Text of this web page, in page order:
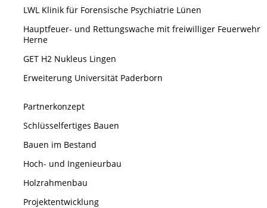
LWL Klinik für Forensische Psychiatrie Lünen
Hauptfeuer- und Rettungswache mit freiwilliger Feuerwehr
Herne
GET H2 Nukleus Lingen
Erweiterung Universität Paderborn
Partnerkonzept
Schlüsselfertiges Bauen
Bauen im Bestand
Hoch- und Ingenieurbau
Holzrahmenbau
Projektentwicklung